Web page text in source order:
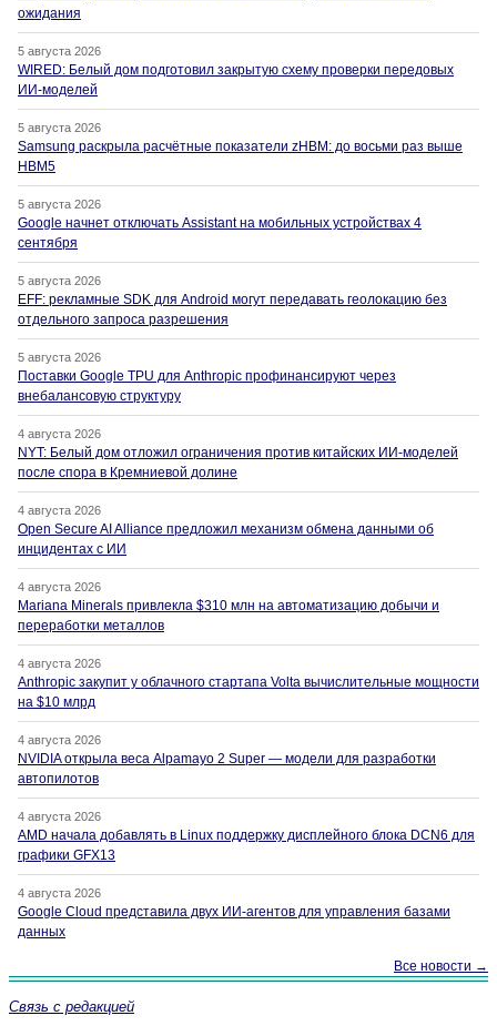
ожидания
5 августа 2026
WIRED: Белый дом подготовил закрытую схему проверки передовых
ИИ-моделей
5 августа 2026
Samsung раскрыла расчётные показатели zHBM: до восьми раз выше
HBM5
5 августа 2026
Google начнет отключать Assistant на мобильных устройствах 4
сентября
5 августа 2026
EFF: рекламные SDK для Android могут передавать геолокацию без
отдельного запроса разрешения
5 августа 2026
Поставки Google TPU для Anthropic профинансируют через
внебалансовую структуру
4 августа 2026
NYT: Белый дом отложил ограничения против китайских ИИ-моделей
после спора в Кремниевой долине
4 августа 2026
Open Secure AI Alliance предложил механизм обмена данными об
инцидентах с ИИ
4 августа 2026
Mariana Minerals привлекла $310 млн на автоматизацию добычи и
переработки металлов
4 августа 2026
Anthropic закупит у облачного стартапа Volta вычислительные мощности
на $10 млрд
4 августа 2026
NVIDIA открыла веса Alpamayo 2 Super — модели для разработки
автопилотов
4 августа 2026
AMD начала добавлять в Linux поддержку дисплейного блока DCN6 для
графики GFX13
4 августа 2026
Google Cloud представила двух ИИ-агентов для управления базами
данных
Все новости →
Связь с редакцией